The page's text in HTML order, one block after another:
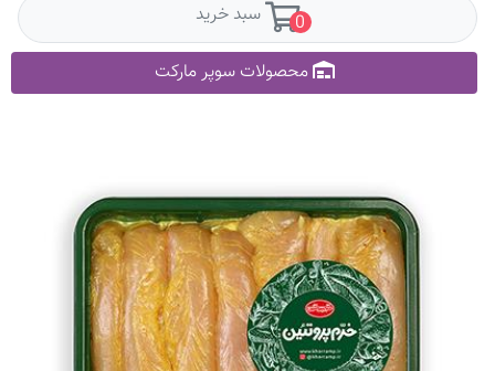
0 سبد خرید
محصولات سوپر مارکت